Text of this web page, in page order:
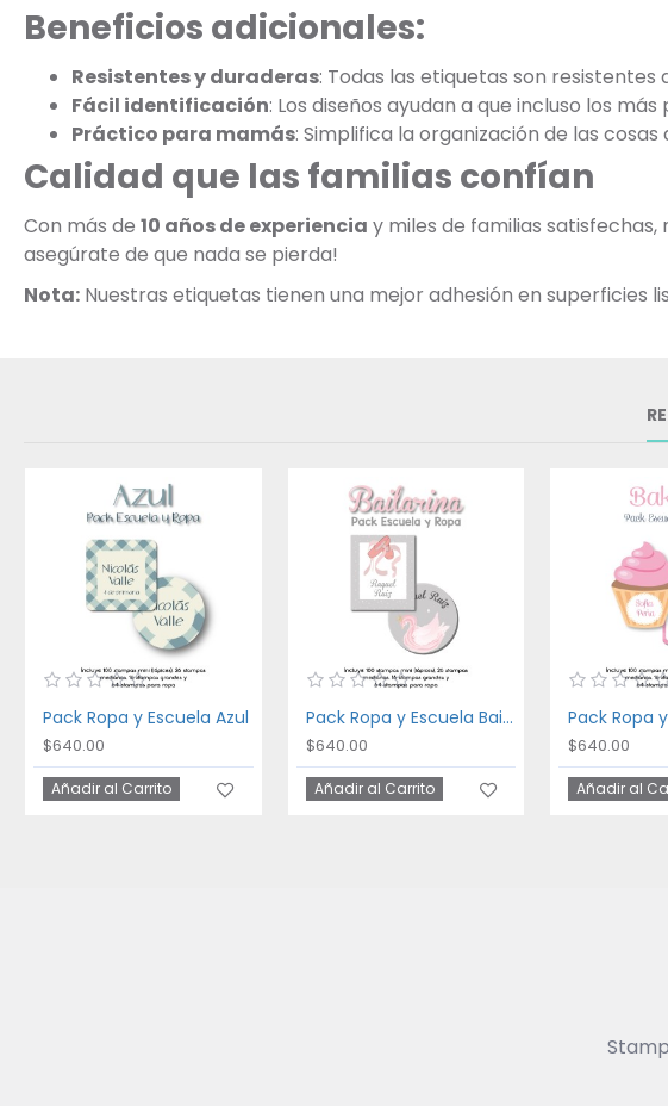
Beneficios adicionales:
Resistentes y duraderas: Todas las etiquetas son resistentes
Fácil identificación: Los diseños ayudan a que incluso los
Práctico para mamás: Simplifica la organización de las
Calidad que las familias confían
Con más de 10 años de experiencia y miles de familias
asegúrate de que nada se pierda!
Nota: Nuestras etiquetas tienen una mejor adhesión en superficies
Pack Ropa y Escuela Azul
$640.00
Añadir al Carrito
Pack Ropa y Escuela Bailarina
$640.00
Añadir al Carrito
$640.00
Añadir al